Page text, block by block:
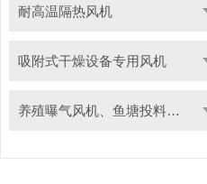
耐高温隔热风机
吸附式干燥设备专用风机
养殖曝气风机、鱼塘投料用风机